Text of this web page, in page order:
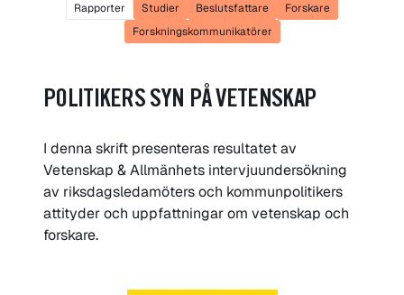
Rapporter Studier Beslutsfattare
Forskare
Forskningskommunikatörer
POLITIKERS SYN PÅ VETENSKAP
I denna skrift presenteras resultatet av
Vetenskap & Allmänhets intervjuundersökning
av riksdagsledamöters och kommunpolitikers
attityder och uppfattningar om vetenskap och
forskare.